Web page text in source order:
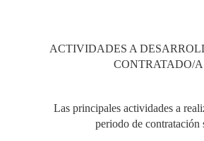
ACTIVIDADES A
CONTRATADO/A
Las principales actividades a
periodo de contratación